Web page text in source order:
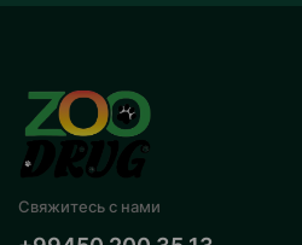
Свяжитесь с нами